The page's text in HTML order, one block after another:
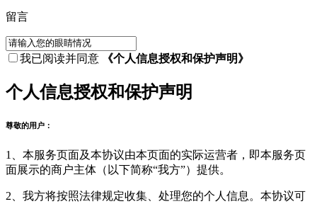
留言
我已阅读并同意 《个人信息授权和保护声明》
个人信息授权和保护声明
尊敬的用户：
1、本服务页面及本协议由本页面的实际运营者，即本服务页
面展示的商户主体（以下简称“我方”）提供。
2、我方将按照法律规定收集、处理您的个人信息。本协议可